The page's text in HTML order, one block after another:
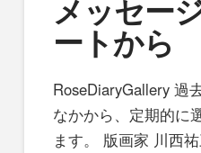
メッセー
ートから
RoseDiaryGallery 過
なかから、定期的に
ます。 版画家 川西